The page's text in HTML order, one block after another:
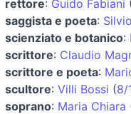
rettore: Guido Fabiani
saggista e poeta:
scienziato e botanico:
scrittore: Claudio
scrittore e poeta:
scultore: Villi Bossi (8/
soprano: Maria Chiara